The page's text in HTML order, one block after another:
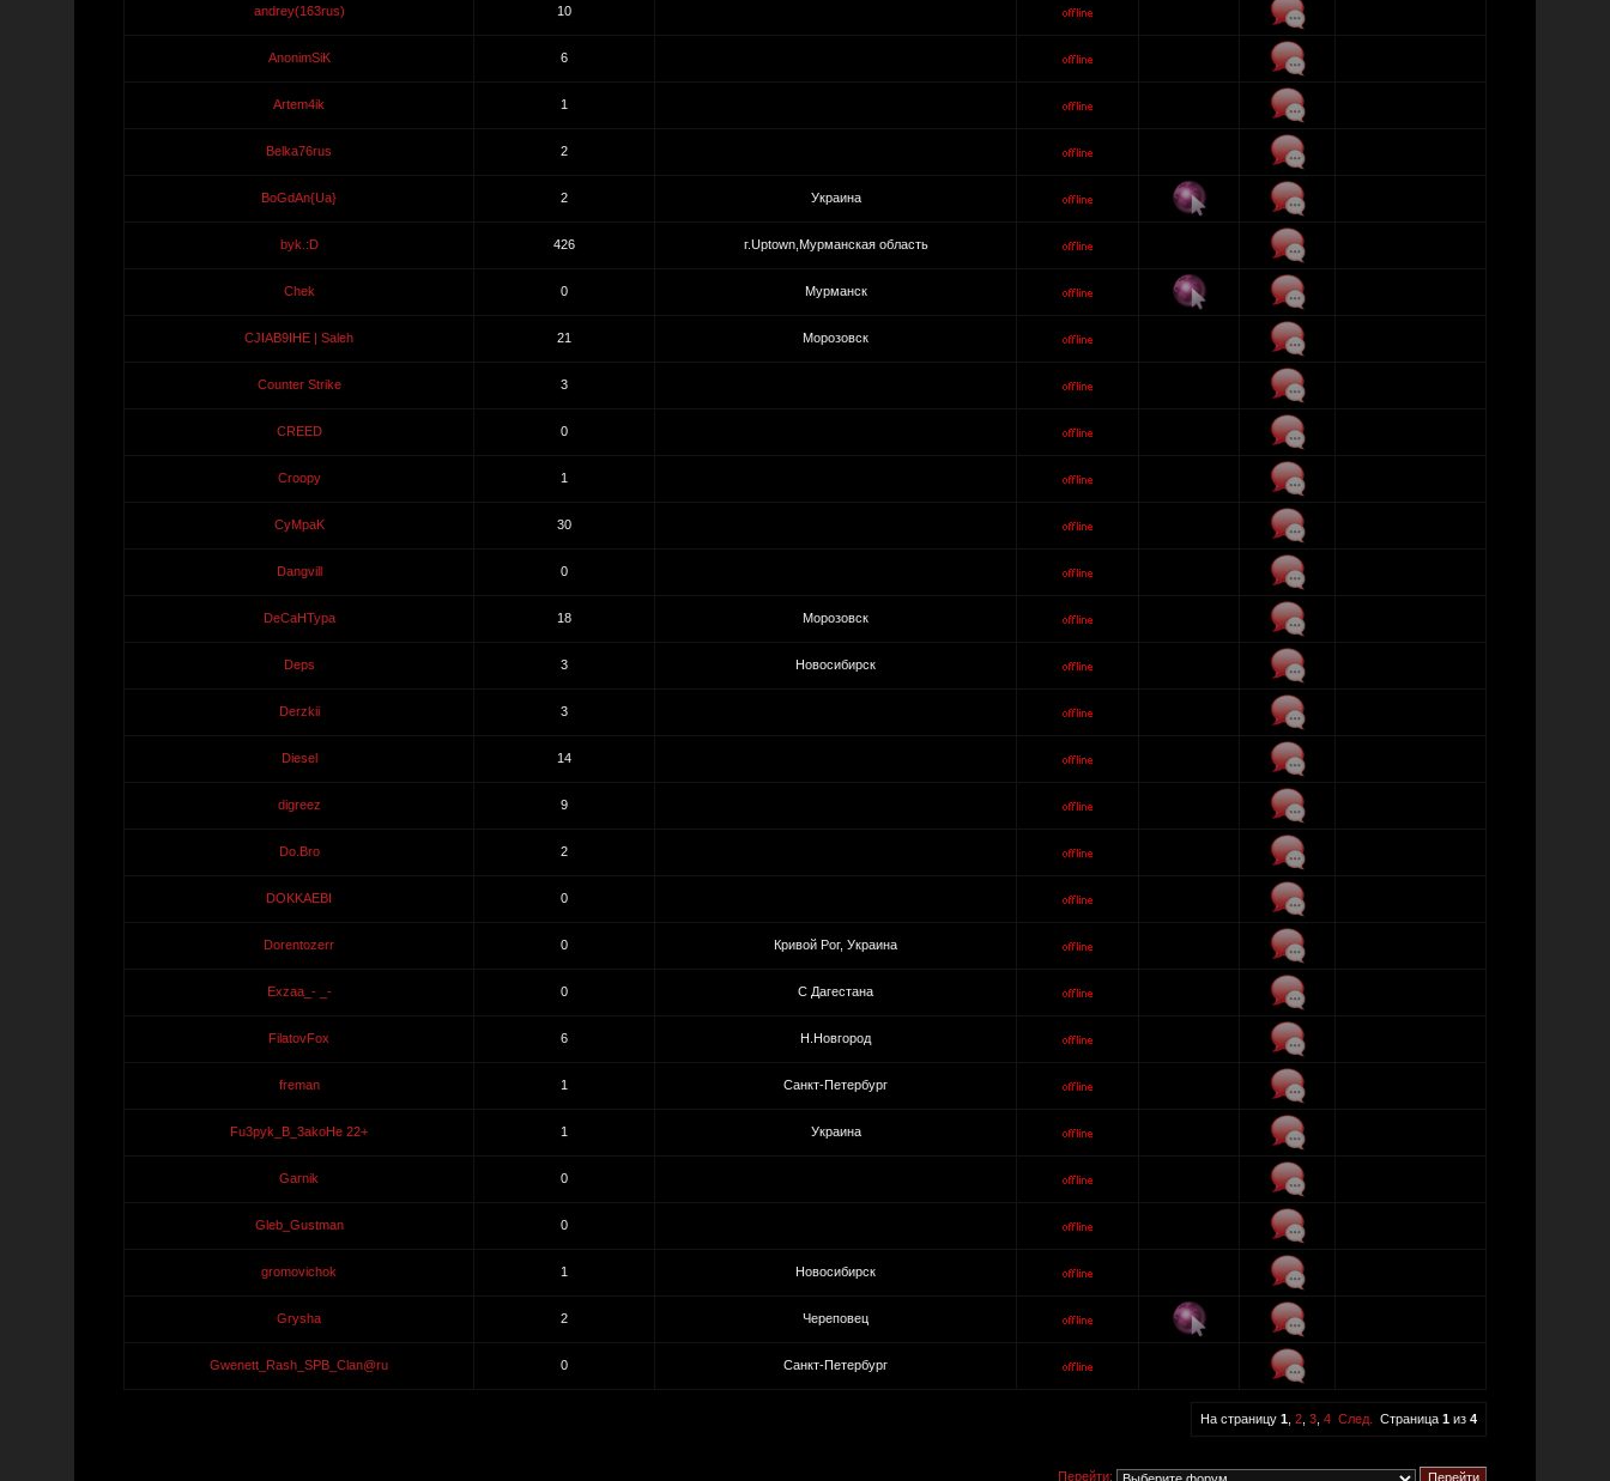
andrey(163rus) 10
AnonimSiK 6
Artem4ik 1
Belka76rus 2
BoGdAn{Ua} 2 Украина
byk.:D 426 г.Uptown,Мурманская область
Chek 0 Мурманск
CJIAB9IHE | Saleh 21 Морозовск
Counter Strike 3
CREED 0
Croopy 1
CyMpaK 30
Dangvill 0
DeCaHTypa 18 Морозовск
Deps 3 Новосибирск
Derzkii 3
Diesel 14
digreez 9
Do.Bro 2
DOKKAEBI 0
Dorentozerr 0 Кривой Рог, Украина
Exzaa_- _- 0 С Дагестана
FilatovFox 6 Н.Новгород
freman 1 Санкт-Петербург
Fu3pyk_B_3akoHe 22+ 1 Украина
Garnik 0
Gleb_Gustman 0
gromovichok 1 Новосибирск
Grysha 2 Череповец
Gwenett_Rash_SPB_Clan@ru 0 Санкт-Петербург
На страницу 1 2 3 4 След. Страница 1 из 4
Перейти: